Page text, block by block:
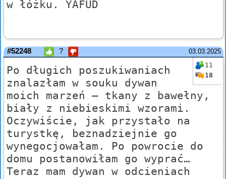
w łóżku. YAFUD
03.03.2025
#52248 ?
11
18
Po długich poszukiwaniach
znalazłam w souku dywan
moich marzeń – tkany z bawełny,
biały z niebieskimi wzorami.
Oczywiście, jak przystało na
turystkę, beznadziejnie go
wynegocjowałam. Po powrocie do
domu postanowiłam go wyprać…
Teraz mam dywan w odcieniach